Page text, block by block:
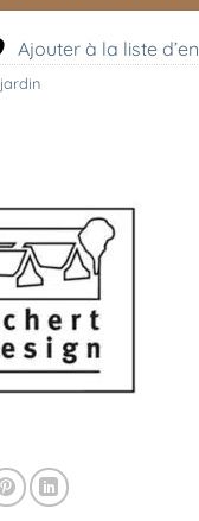
Ajouter à la liste
jardin